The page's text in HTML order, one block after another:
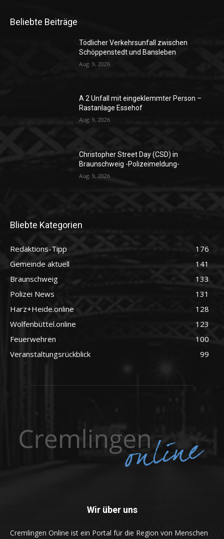
Beliebte Beiträge
Tödlicher Verkehrsunfall zwischen
Schöppenstedt und Bansleben
Aug. 9, 2026
A 2 Unfall mit eingeklemmter Person –
Rastanlage Essehof
Aug. 9, 2026
Christopher Street Day (CSD) in
Braunschweig -Polizeimeldung-
Aug. 9, 2026
Bliebte Kategorien
Redaktions-Tipp
176
Gemeinde aktuell
141
Braunschweig
133
Polizei News
131
Harz+Heide.online
128
Wolfenbüttel.online
123
Feuerwehren
100
Veranstaltungsrückblick
99
Wir über uns
Cremlingen Online ist ein Portal für die Region von Menschen